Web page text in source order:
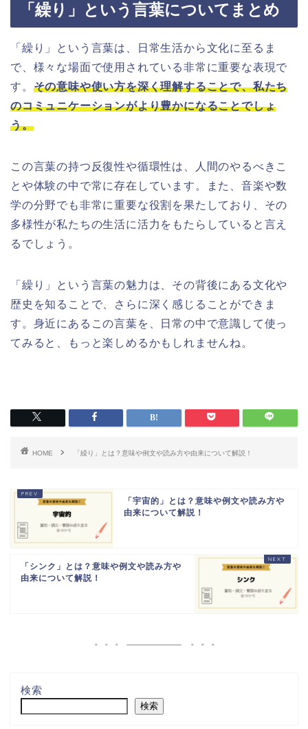
「繰り」という言葉についてまとめ
「繰り」という言葉は、日常生活から文化に至るま
で、様々な場面で使用されている非常に重要な表現で
す。 その意味や使い方を深く理解することで、私たち
のコミュニケーションがより豊かになることでしょ
う。
この言葉の持つ反復性や循環性は、人間のやるべきこ
とや体験の中で常に存在しています。また、音楽や数
学の分野でも非常に重要な役割を果たしており、その
多様性が私たちの生活に活力をもたらしていると言え
るでしょう。
「繰り」という言葉の魅力は、その背後にある文化や
歴史を知ることで、さらに深く感じることができま
す。身近にあるこの言葉を、日常の中で意識して使っ
てみると、もっと楽しめるかもしれませんね。
HOME 「繰り」とは？意味や例文や読み方や由来について解説！
「宇宙的」とは？意味や例文や読み方や
由来について解説！
「シンク」とは？意味や例文や読み方や
由来について解説！
検索
検索